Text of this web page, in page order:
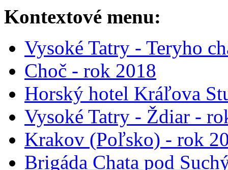
Kontextové menu:
Vysoké Tatry - Teryho
Choč - rok 2018
Horský hotel Kráľova
Vysoké Tatry - Ždiar -
Krakov (Poľsko) - rok
Brigáda Chata pod